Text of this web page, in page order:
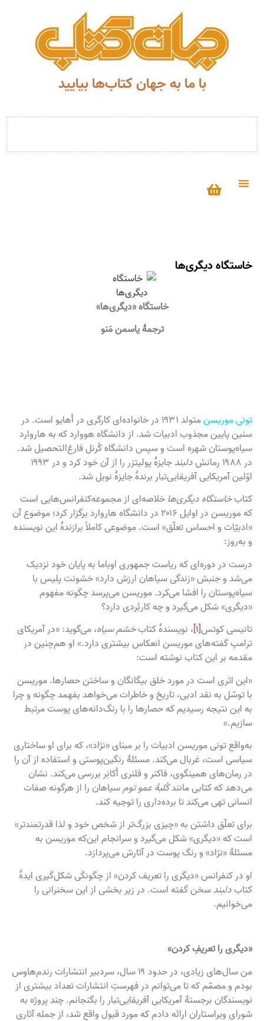
با ما به جهان کتاب‌ها بیایید
خاستگاه دیگری‌ها
خاستگاه «دیگری‌ها»
ترجمهٔ یاسمن مَنو
تونی موریسن
متولد ۱۹۳۱ در خانواده‌ای کارگری در اُهایو است. در
سنین پایین مجذوب ادبیات شد. از دانشگاه هووارد که به هاروارد
سیاه‌پوستان شهره است و سپس دانشگاه کُرنل فارغ‌التحصیل شد.
در ۱۹۸۸ رمانش
دلبند
جایزۀ پولیتزر را از آن خود کرد و در ۱۹۹۳
اوّلین آمریکایی آفریقایی‌تبار برندۀ جایزۀ نوبل شد.
کتابخاستگاه دیگری‌ها خلاصه‌ای از مجموعه‌کنفرانس‌هایی است
که موریسن در اوایل ۲۰۱۶ در دانشگاه هاروارد برگزار کرد؛ موضوع آن
«ادبیّات و احساس تعلّق» است. موضوعی کاملاً برازندهٔ این نویسنده
و به‌روز:
درست در دوره‌ای که ریاست جمهوری اوباما به پایان خود نزدیک
می‌شد و جنبش «زندگی سیاهان ارزش دارد» خشونت پلیس با
سیاه‌پوستان را افشا می‌کرد. موریسن می‌پرسد چگونه مفهوم
«دیگری» شکل می‌گیرد و چه کاربُردی دارد؟
تانیسی کوتس
، نویسندۀ کتابخشم سیاه، می‌گوید: «در آمریکای
ترامپ گفته‌های موریسن انعکاس بیشتری دارد.» او هم‌چنین در
مقدمه بر این کتاب نوشته است:
«این اثری است در مورد خلق بیگانگان و ساختن حصارها. موریسن
با توسّل به نقد ادبی، تاریخ و خاطرات می‌خواهد بفهمد چگونه و چرا
به این نتیجه رسیدیم که حصارها را با رنگ‌دانه‌های پوست مرتبط
سازیم.»
به‌واقع تونی موریسن ادبیات را بر مبنای «نژاد»، که برای او ساختاری
سیاسی است، غربال می‌کند. مسئلهٔ رنگین‌پوستی و استفاده از آن را
در رمان‌های همینگوی، فاکنر و فلنری اُکانِر بررسی می‌کند. نشان
می‌دهد که کتابی مانندکُلبهٔ عمو توم سیاهان را از هرگونه صفات
انسانی تهی می‌کند تا برده‌داری را توجیه کند.
برای تعلّق داشتن به «چیزی بزرگ‌تر از شخص خود و لذا قدرتمندتر»
است که «دیگری» شکل می‌گیرد و سرانجام این‌که موریسن به
مسئلهٔ «نژاد» و رنگ پوست در آثارش می‌پردازد.
او در کنفرانس «دیگری را تعریف کردن» از چگونگی شکل‌گیری ایدهٔ
کتاب دلبند سخن گفته است. در زیر بخشی از این سخنرانی را
می‌خوانیم.
«دیگری را تعریفِ کردن»
من سال‌های زیادی، در حدود ۱۹ سال، سردبیر انتشارات رندم‌هاوس
بودم و مصمّم که تا می‌توانم در فهرستِ انتشارات تعداد بیشتری از
نویسندگان برجستۀ آمریکایی آفریقایی‌تبار را بگنجانم. چند پروژه به
شورای ویراستاران ارائه دادم که مورد قبول واقع شد، از جمله آثاری